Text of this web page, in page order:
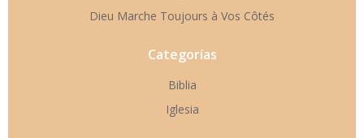
Dieu Marche Toujours à Vos Côtés
Categorías
Biblia
Iglesia